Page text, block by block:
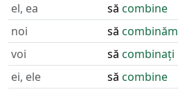
el, ea
să combine
noi
să combinăm
voi
să combinați
ei, ele
să combine